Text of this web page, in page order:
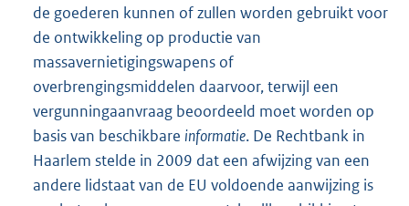
de goederen kunnen of zullen worden gebruikt voor
de ontwikkeling op productie van
massavernietigingswapens of
overbrengingsmiddelen daarvoor, terwijl een
vergunningaanvraag beoordeeld moet worden op
basis van beschikbare informatie. De Rechtbank in
Haarlem stelde in 2009 dat een afwijzing van een
andere lidstaat van de EU voldoende aanwijzing is